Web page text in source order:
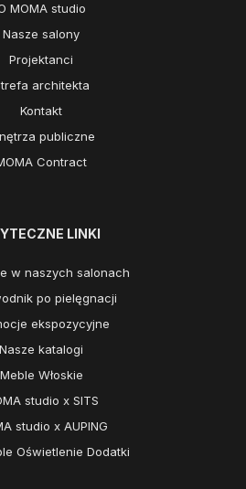
MOMA studio
Nasze salony
Projektanci
architekta
Kontakt
publiczne
Contract
LINKI
w naszych salonach
po pielęgnacji
ekspozycyjne
Nasze katalogi
Meble Włoskie
studio x SITS
studio x AUPING
Oświetlenie Dodatki